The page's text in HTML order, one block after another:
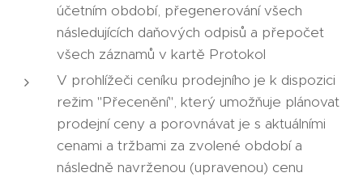
účetním období, přegenerování všech
následujících daňových odpisů a přepočet
všech záznamů v kartě Protokol
V prohlížeči ceníku prodejního je k dispozici
režim "Přecenění", který umožňuje plánovat
prodejní ceny a porovnávat je s aktuálními
cenami a tržbami za zvolené období a
následně navrženou (upravenou) cenu